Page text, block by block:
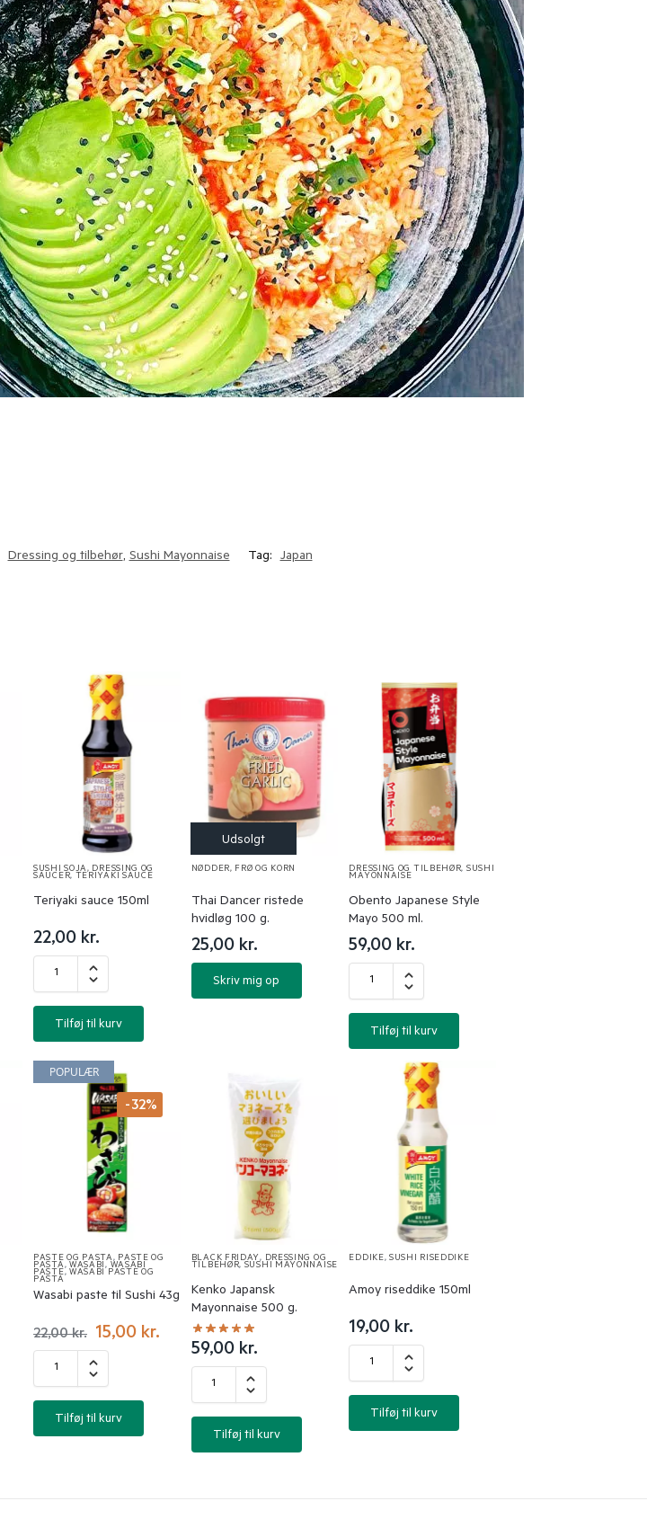
Dressing og tilbehør,Sushi Mayonnaise Tag: Japan
SUSHI SOJA, DRESSING OG
SAUCER, TERIYAKI SAUCE
Teriyaki sauce 150ml
22,00 kr.
Tilføj til kurv
NØDDER, FRØ OG KORN
Thai Dancer ristede
hvidløg 100 g.
25,00 kr.
Skriv mig op
DRESSING OG TILBEHØR, SUSHI
MAYONNAISE
Obento Japanese Style
Mayo 500 ml.
59,00 kr.
Tilføj til kurv
-32%
POPULÆR
PASTE OG PASTA, PASTE OG
PASTA, WASABI, WASABI
PASTE, WASABI PASTE OG
PASTA
Wasabi paste til Sushi 43g
22,00kr. 15,00 kr.
Tilføj til kurv
BLACK FRIDAY, DRESSING OG
TILBEHØR, SUSHI MAYONNAISE
Kenko Japansk
Mayonnaise 500 g.
59,00 kr.
Tilføj til kurv
EDDIKE,SUSHI RISEDDIKE
Amoy riseddike 150ml
19,00 kr.
Tilføj til kurv